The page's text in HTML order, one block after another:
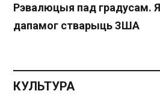
Рэвалюцыя пад градусам.
дапамог стварыць ЗША
КУЛЬТУРА